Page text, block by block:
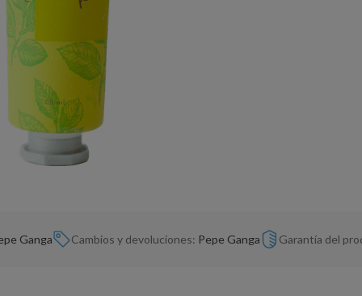
Ganga Cambios y devoluciones: Pepe Ganga Garantía del